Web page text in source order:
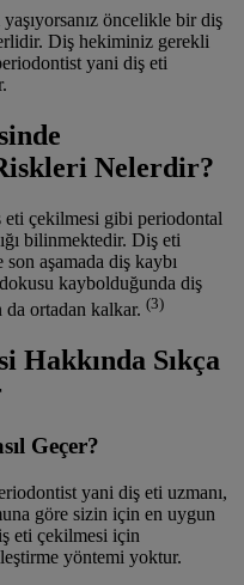
öncelikle bir diş
Diş hekiminiz gerekli
yani diş eti
Nelerdir?
eti çekilmesi gibi periodontal
bilinmektedir. Diş eti
aşamada diş kaybı
kaybolduğunda diş
ortadan kalkar. (3)
Hakkında Sıkça
Geçer?
yani diş eti uzmanı,
göre sizin için en uygun
eti çekilmesi için
yöntemi yoktur.